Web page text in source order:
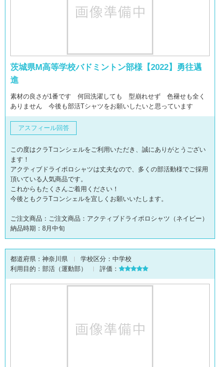
茨城県M高等学校バドミントン部様【2022】勇往邁
進
素材の良さが1番です 何回洗濯しても 型崩れせず 色褪せも全く
ありません 今後も部活Tシャツをお願いしたいと思っています
アスフィール回答
この度はクラTコンシェルをご利用いただき、誠にありがとうござい
ます！
アクティブドライポロシャツは丈夫なので、多くの部活動様でご採用
頂いている人気商品です。
これからもたくさんご着用ください！
今後ともクラTコンシェルを宜しくお願いいたします。
ご注文商品：ご注文商品：アクティブドライポロシャツ（ネイビー）
納品時期：8月中旬
都道府県： 神奈川県 学校区分： 中学校
利用目的： 部活（運動部） 評価：